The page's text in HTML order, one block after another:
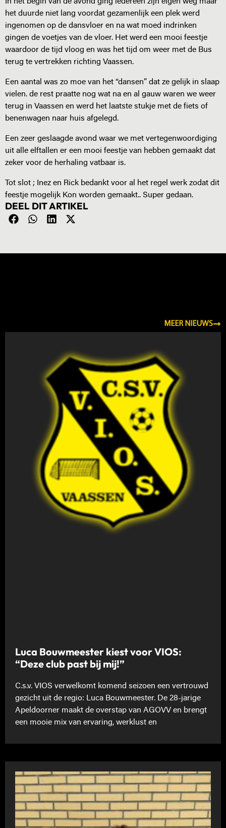
het duurde niet lang voordat gezamenlijk een plek werd
ingenomen op de dansvloer en na wat moed indrinken
gingen de voetjes van de vloer. Het werd een mooi feestje
waardoor de tijd vloog en was het tijd om weer met de Bus
terug te vertrekken richting Vaassen.
Een aantal was zo moe van het “dansen” dat ze gelijk in slaap
vielen. de rest praatte nog wat na en al gauw waren we weer
terug in Vaassen en werd het laatste stukje met de fiets of
benenwagen naar huis afgelegd.
Een zeer geslaagde avond waar we met vertegenwoordiging
uit alle elftallen er een mooi feestje van hebben gemaakt dat
zeker voor de herhaling vatbaar is.
Tot slot ; Inez en Rick bedankt voor al het regel werk zodat dit
feestje mogelijk Kon worden gemaakt.. Super gedaan.
DEEL DIT ARTIKEL
MEER NIEUWS
Luca Bouwmeester kiest voor VIOS:
“Deze club past bij mij!”
C.s.v. VIOS verwelkomt komend seizoen een vertrouwd
gezicht uit de regio: Luca Bouwmeester. De 28-jarige
Apeldoorner maakt de overstap van AGOVV en brengt
een mooie mix van ervaring, werklust en